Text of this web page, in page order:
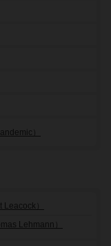
）
Leacock）
Lehmann）